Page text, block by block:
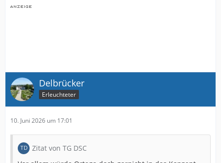
Delbrücker
Erleuchteter
10. Juni 2026 um 17:01
Zitat von TG DSC